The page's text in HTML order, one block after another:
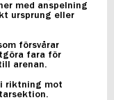
med anspelning
ursprung eller
försvårar
fara för
arenan.
riktning mot